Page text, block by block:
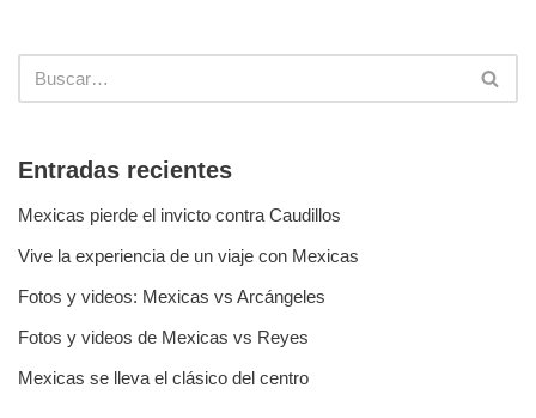
Entradas recientes
Mexicas pierde el invicto contra Caudillos
Vive la experiencia de un viaje con Mexicas
Fotos y videos: Mexicas vs Arcángeles
Fotos y videos de Mexicas vs Reyes
Mexicas se lleva el clásico del centro